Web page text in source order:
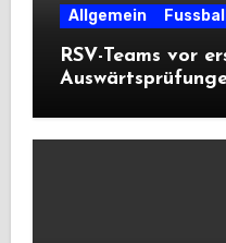
Allgemein Fussball
RSV-Teams vor